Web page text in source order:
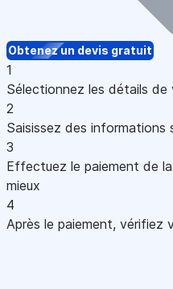
Obtenez un devis gratuit
1
Sélectionnez les détails
2
Saisissez des informations
3
Effectuez le paiement de
mieux
4
Après le paiement, vérifiez